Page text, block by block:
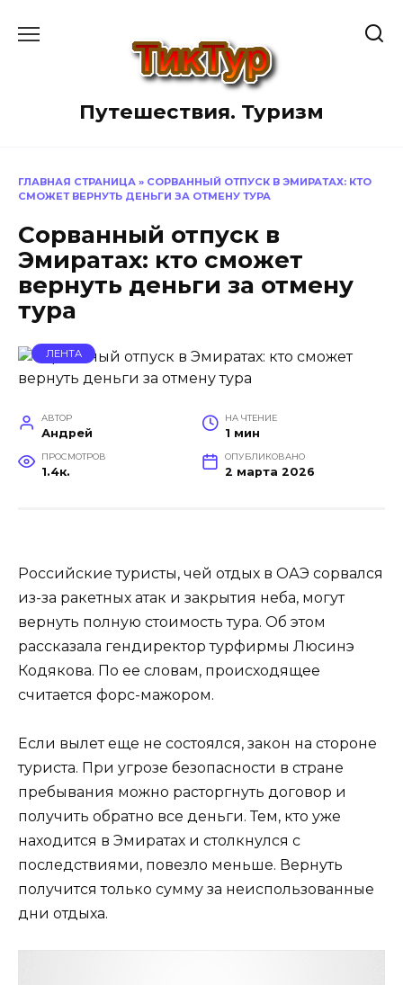
Путешествия. Туризм
ГЛАВНАЯ СТРАНИЦА » СОРВАННЫЙ ОТПУСК В ЭМИРАТАХ: КТО
СМОЖЕТ ВЕРНУТЬ ДЕНЬГИ ЗА ОТМЕНУ ТУРА
Сорванный отпуск в
Эмиратах: кто сможет
вернуть деньги за отмену
тура
ЛЕНТА
АВТОР
Андрей
НА ЧТЕНИЕ
1 мин
ПРОСМОТРОВ
1.4к.
ОПУБЛИКОВАНО
2 марта 2026
Российские туристы, чей отдых в ОАЭ сорвался
из-за ракетных атак и закрытия неба, могут
вернуть полную стоимость тура. Об этом
рассказала гендиректор турфирмы Люсинэ
Кодякова. По ее словам, происходящее
считается форс-мажором.
Если вылет еще не состоялся, закон на стороне
туриста. При угрозе безопасности в стране
пребывания можно расторгнуть договор и
получить обратно все деньги. Тем, кто уже
находится в Эмиратах и столкнулся с
последствиями, повезло меньше. Вернуть
получится только сумму за неиспользованные
дни отдыха.